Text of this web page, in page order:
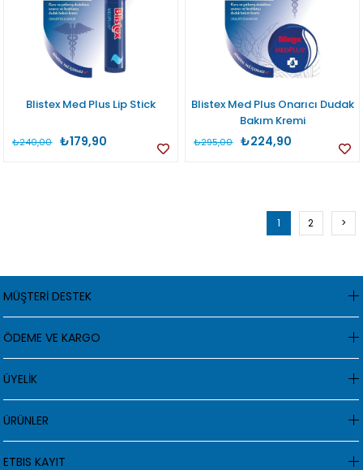
Blistex Med Plus Lip Stick
₺179,90
₺240,00
Blistex Med Plus Onarıcı Dudak
Bakım Kremi
₺224,90
₺295,00
1 2 >
MÜŞTERİ DESTEK
ÖDEME VE KARGO
ÜYELİK
ÜRÜNLER
ETBIS KAYIT